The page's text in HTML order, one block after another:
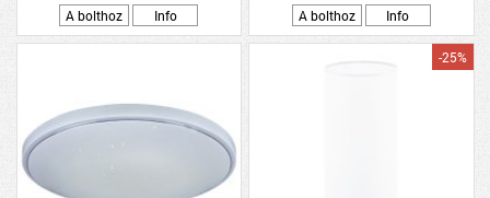
A bolthoz
Info
A bolthoz
Info
-25%